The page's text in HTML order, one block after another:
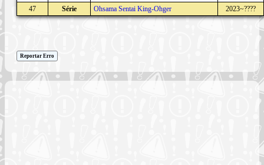
47
Série Ohsama Sentai King-Ohger 2023~????
Reportar Erro